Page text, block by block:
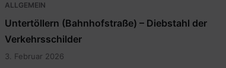
ALLGEMEIN
Untertöllern (Bahnhofstraße) – Diebstahl der
Verkehrsschilder
3. Februar 2026